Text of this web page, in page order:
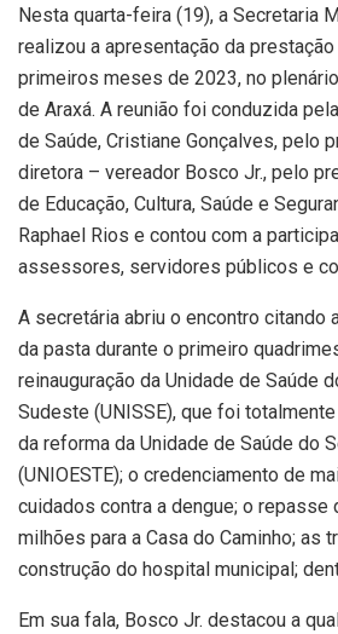
Nesta quarta-feira (19), a Secretaria
realizou a apresentação da
primeiros meses de 2023, no
de Araxá. A reunião foi conduzida
de Saúde, Cristiane Gonçalves, pelo
diretora – vereador Bosco Jr., pelo
de Educação, Cultura, Saúde e
Raphael Rios e contou com a
assessores, servidores públicos e
A secretária abriu o encontro citando
da pasta durante o primeiro
reinauguração da Unidade de Saúde
Sudeste (UNISSE), que foi
da reforma da Unidade de Saúde do
(UNIOESTE); o credenciamento de
cuidados contra a dengue; o repasse
milhões para a Casa do Caminho; as
construção do hospital municipal;
Em sua fala, Bosco Jr. destacou a